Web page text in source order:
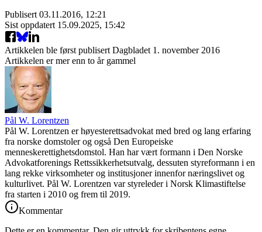
Publisert 03.11.2016, 12:21
Sist oppdatert 15.09.2025, 15:42
Artikkelen ble først publisert Dagbladet 1. november 2016
Artikkelen er mer enn to år gammel
Pål W. Lorentzen
Pål W. Lorentzen er høyesterettsadvokat med bred og lang erfaring
fra norske domstoler og også Den Europeiske
menneskerettighetsdomstol. Han har vært formann i Den Norske
Advokatforenings Rettssikkerhetsutvalg, dessuten styreformann i en
lang rekke virksomheter og institusjoner innenfor næringslivet og
kulturlivet. Pål W. Lorentzen var styreleder i Norsk Klimastiftelse
fra starten i 2010 og frem til 2019.
Kommentar